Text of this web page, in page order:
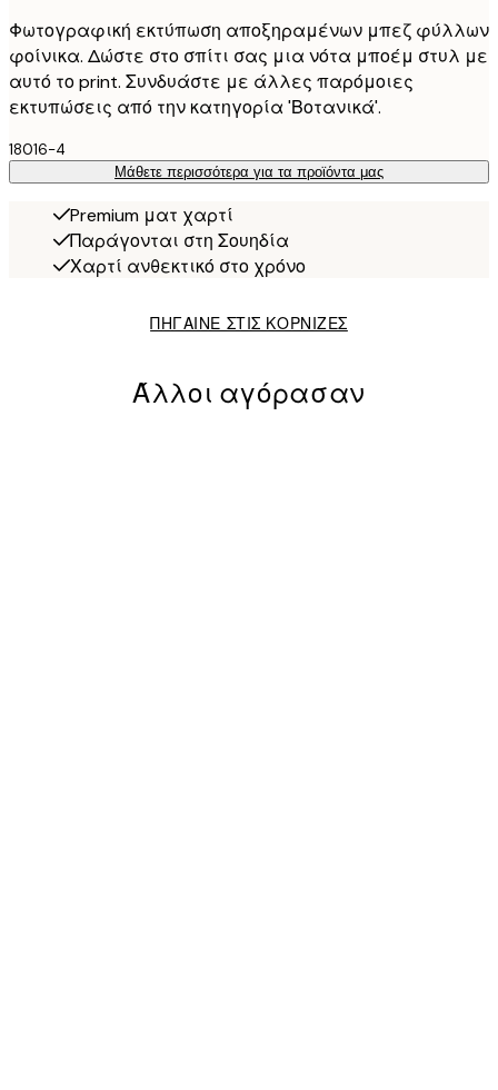
Φωτογραφική εκτύπωση αποξηραμένων μπεζ φύλλων
φοίνικα. Δώστε στο σπίτι σας μια νότα μποέμ στυλ με
αυτό το print. Συνδυάστε με άλλες παρόμοιες
εκτυπώσεις από την κατηγορία 'Βοτανικά'.
18016-4
Μάθετε περισσότερα για τα προϊόντα μας
Premium ματ χαρτί
Παράγονται στη Σουηδία
Χαρτί ανθεκτικό στο χρόνο
ΠΗΓΑΙΝΕ ΣΤΙΣ ΚΟΡΝΙΖΕΣ
Άλλοι αγόρασαν